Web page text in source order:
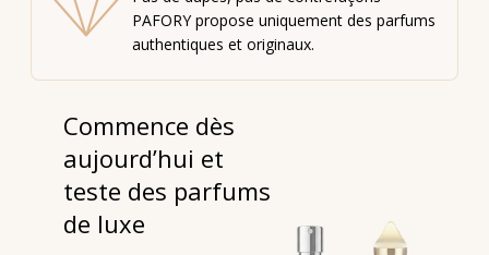
PAFORY propose uniquement des parfums
authentiques et originaux.
Commence dès
aujourd’hui et
teste des parfums
de luxe